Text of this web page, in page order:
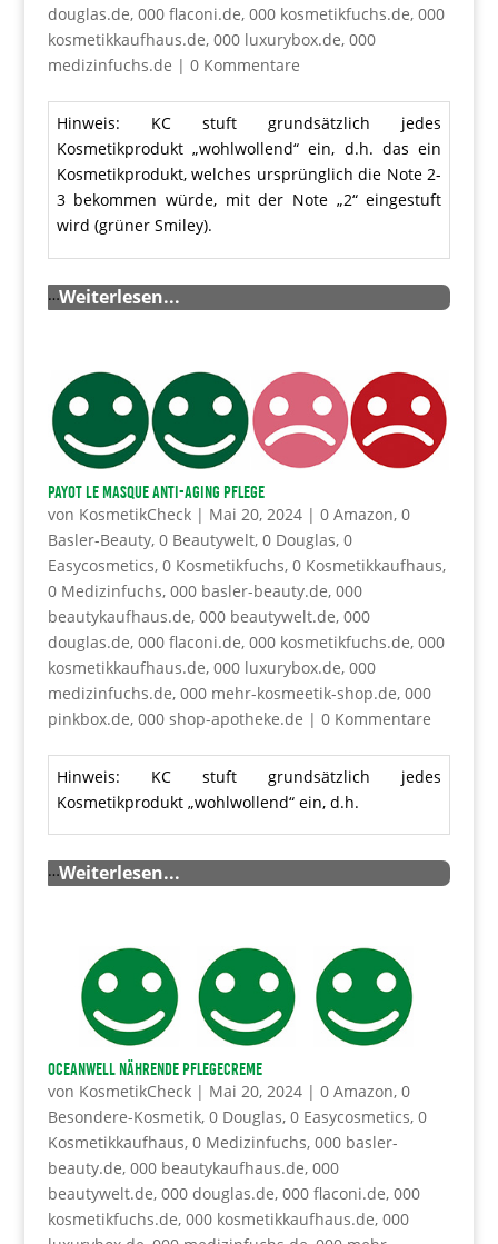
douglas.de, 000 flaconi.de, 000 kosmetikfuchs.de, 000
kosmetikkaufhaus.de, 000 luxurybox.de, 000
medizinfuchs.de | 0 Kommentare
Hinweis: KC stuft grundsätzlich jedes
Kosmetikprodukt „wohlwollend“ ein, d.h. das ein
Kosmetikprodukt, welches ursprünglich die Note 2-
3 bekommen würde, mit der Note „2“ eingestuft
wird (grüner Smiley).
…Weiterlesen...
PAYOT Le Masque Anti-Aging Pflege
von KosmetikCheck| Mai 20, 2024| 0 Amazon, 0
Basler-Beauty, 0 Beautywelt, 0 Douglas, 0
Easycosmetics, 0 Kosmetikfuchs, 0 Kosmetikkaufhaus,
0 Medizinfuchs, 000 basler-beauty.de, 000
beautykaufhaus.de, 000 beautywelt.de, 000
douglas.de, 000 flaconi.de, 000 kosmetikfuchs.de, 000
kosmetikkaufhaus.de, 000 luxurybox.de, 000
medizinfuchs.de, 000 mehr-kosmeetik-shop.de, 000
pinkbox.de, 000 shop-apotheke.de | 0 Kommentare
Hinweis: KC stuft grundsätzlich jedes
Kosmetikprodukt „wohlwollend“ ein, d.h.
…Weiterlesen...
OCEANWELL Nährende Pflegecreme
von KosmetikCheck| Mai 20, 2024| 0 Amazon, 0
Besondere-Kosmetik, 0 Douglas, 0 Easycosmetics, 0
Kosmetikkaufhaus, 0 Medizinfuchs, 000 basler-
beauty.de, 000 beautykaufhaus.de, 000
beautywelt.de, 000 douglas.de, 000 flaconi.de, 000
kosmetikfuchs.de, 000 kosmetikkaufhaus.de, 000